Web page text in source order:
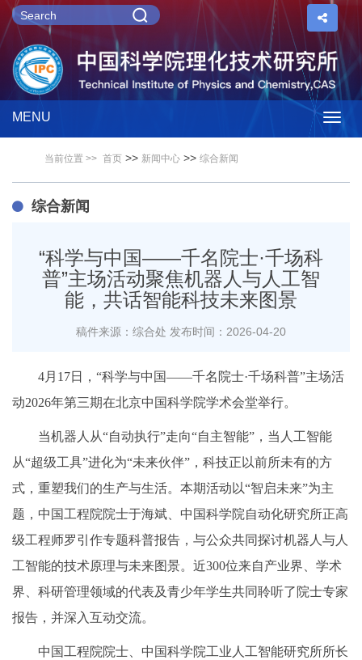
MENU
当前位置 >> 首页 >> 新闻中心 >> 综合新闻
综合新闻
“科学与中国——千名院士·千场科
普”主场活动聚焦机器人与人工智
能，共话智能科技未来图景
稿件来源：综合处 发布时间：2026-04-20
4月17日，“科学与中国——千名院士·千场科普”主场活
动2026年第三期在北京中国科学院学术会堂举行。
当机器人从“自动执行”走向“自主智能”，当人工智能
从“超级工具”进化为“未来伙伴”，科技正以前所未有的方
式，重塑我们的生产与生活。本期活动以“智启未来”为主
题，中国工程院院士于海斌、中国科学院自动化研究所正高
级工程师罗引作专题科普报告，与公众共同探讨机器人与人
工智能的技术原理与未来图景。近300位来自产业界、学术
界、科研管理领域的代表及青少年学生共同聆听了院士专家
报告，并深入互动交流。
中国工程院院士、中国科学院工业人工智能研究所所长